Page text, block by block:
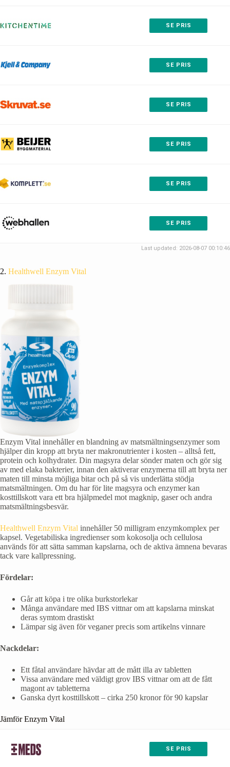
SE PRIS
SE PRIS
SE PRIS
SE PRIS
SE PRIS
SE PRIS
Last updated: 2026-08-07 00:10:46
2. Healthwell Enzym Vital
Enzym Vital innehåller en blandning av matsmältningsenzymer som
hjälper din kropp att bryta ner makronutrienter i kosten – alltså fett,
protein och kolhydrater. Din magsyra delar sönder maten och gör sig
av med elaka bakterier, innan den aktiverar enzymerna till att bryta ner
maten till minsta möjliga bitar och på så vis underlätta stödja
matsmältningen. Om du har för lite magsyra och enzymer kan
kosttillskott vara ett bra hjälpmedel mot magknip, gaser och andra
matsmältningsbesvär.
Healthwell Enzym Vital innehåller 50 milligram enzymkomplex per
kapsel. Vegetabiliska ingredienser som kokosolja och cellulosa
används för att sätta samman kapslarna, och de aktiva ämnena bevaras
tack vare kallpressning.
Fördelar:
Går att köpa i tre olika burkstorlekar
Många användare med IBS vittnar om att kapslarna minskat
deras symtom drastiskt
Lämpar sig även för veganer precis som artikelns vinnare
Nackdelar:
Ett fåtal användare hävdar att de mått illa av tabletten
Vissa användare med väldigt grov IBS vittnar om att de fått
magont av tabletterna
Ganska dyrt kosttillskott – cirka 250 kronor för 90 kapslar
Jämför Enzym Vital
SE PRIS